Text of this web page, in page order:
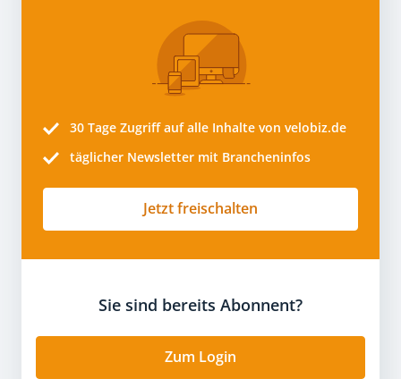
30 Tage Zugriff auf alle Inhalte von velobiz.de
täglicher Newsletter mit Brancheninfos
Jetzt freischalten
Sie sind bereits Abonnent?
Zum Login